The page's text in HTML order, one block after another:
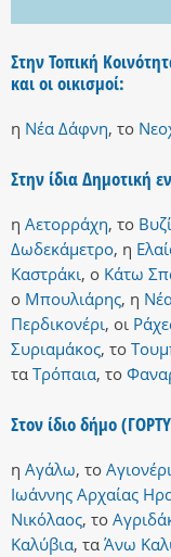
Στην Τοπική
και οι οικισμοί:
η Νέα Δάφνη, το
Στην ίδια Δημοτική
η Αετορράχη, το
Δωδεκάμετρο, η
Καστράκι, ο Κάτω
ο Μπουλιάρης, η
Περδικονέρι, οι
Συριαμάκος, το
τα Τρόπαια, το
Στον ίδιο δήμο
η Αγάλω, το Αγιονέρι
Ιωάννης Αρχαίας
Νικόλαος, το
Καλύβια, τα Άνω